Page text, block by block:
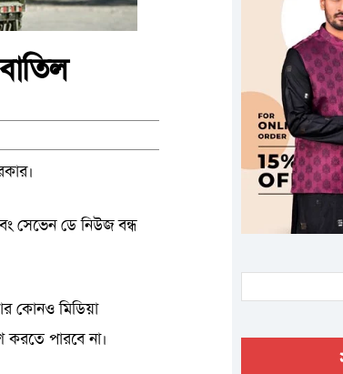
সেভেন ডে নিউজ বন্ধ
কোনও মিডিয়া
করতে পারবে না।